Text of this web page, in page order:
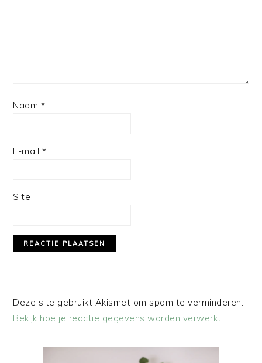
Naam *
E-mail *
Site
Deze site gebruikt Akismet om spam te verminderen.
Bekijk hoe je reactie gegevens worden verwerkt.